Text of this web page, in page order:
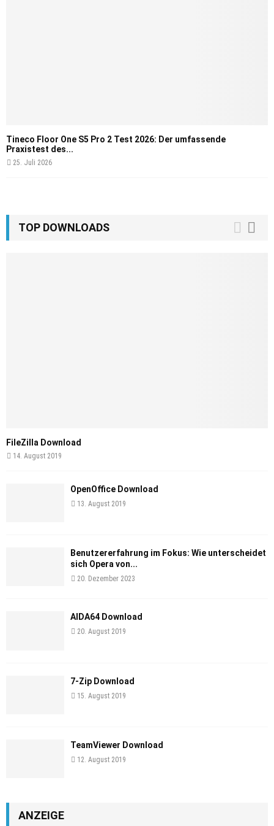
Tineco Floor One S5 Pro 2 Test 2026: Der umfassende
Praxistest des...
25. Juli 2026
TOP DOWNLOADS
FileZilla Download
14. August 2019
OpenOffice Download
13. August 2019
Benutzererfahrung im Fokus: Wie unterscheidet
sich Opera von...
20. Dezember 2023
AIDA64 Download
20. August 2019
7-Zip Download
15. August 2019
TeamViewer Download
12. August 2019
ANZEIGE